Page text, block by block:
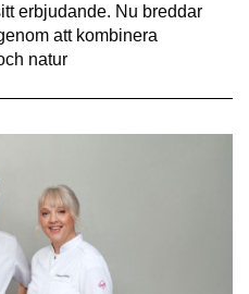
erbjudande. Nu breddar
att kombinera
natur